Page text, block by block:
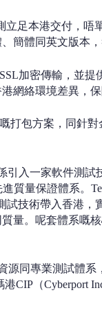
立足本港交付，
簡體同英文版本
加密傳輸，並
網絡環境差異，
打包方案，同針
引入一家軟件測
質量保證體系。
試技術帶入香港
量。呢套體系嘅
源同專業測試體
CIP（Cyberport